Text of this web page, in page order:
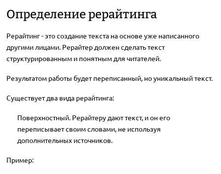
Определение рерайтинга
Рерайтинг - это создание текста на основе уже написанного
другими лицами. Рерайтер должен сделать текст
структурированным и понятным для читателей.
Результатом работы будет переписанный, но уникальный текст.
Существует два вида рерайтинга:
Поверхностный. Рерайтеру дают текст, и он его
переписывает своим словами, не используя
дополнительных источников.
Пример: